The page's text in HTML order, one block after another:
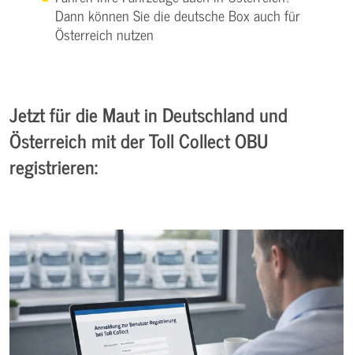
Dann können Sie die deutsche Box auch für
Österreich nutzen
Jetzt für die Maut in Deutschland und
Österreich mit der Toll Collect OBU
registrieren: